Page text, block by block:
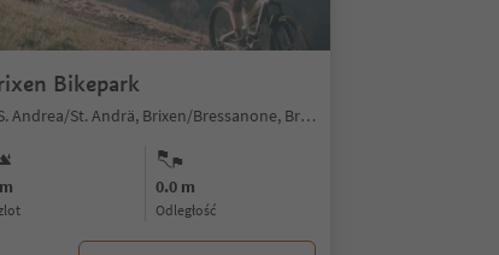
Bikepark
S. Andrea/St. Andrä, Brixen/Bressanone, Brixen/Bressanone and environs
0.0 m
odległość